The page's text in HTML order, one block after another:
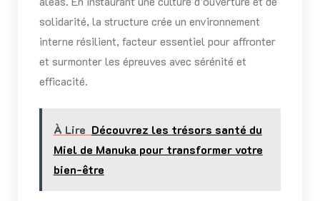
solidarité, la structure crée un environnement
interne résilient, facteur essentiel pour affronter
et surmonter les épreuves avec sérénité et
efficacité.
À Lire Découvrez les trésors santé du
Miel de Manuka pour transformer votre
bien-être